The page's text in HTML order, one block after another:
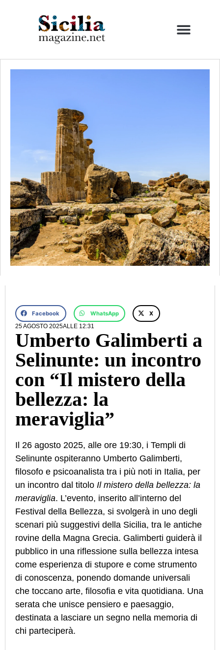
Facebook WhatsApp
X
25 AGOSTO 2025ALLE 12:31
Umberto Galimberti a
Selinunte: un incontro
con “Il mistero della
bellezza: la
meraviglia”
Il 26 agosto 2025, alle ore 19:30, i Templi di
Selinunte ospiteranno Umberto Galimberti,
filosofo e psicoanalista tra i più noti in Italia, per
un incontro dal titolo Il mistero della bellezza: la
meraviglia. L’evento, inserito all’interno del
Festival della Bellezza, si svolgerà in uno degli
scenari più suggestivi della Sicilia, tra le antiche
rovine della Magna Grecia. Galimberti guiderà il
pubblico in una riflessione sulla bellezza intesa
come esperienza di stupore e come strumento
di conoscenza, ponendo domande universali
che toccano arte, filosofia e vita quotidiana. Una
serata che unisce pensiero e paesaggio,
destinata a lasciare un segno nella memoria di
chi parteciperà.